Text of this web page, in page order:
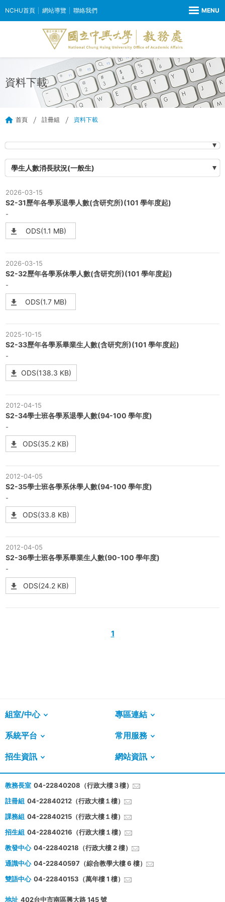
NCHU首頁 網站導覽 聯絡我們
資料下載
首頁 註冊組 資料下載
學生人數消長狀況(一般生)
2026-03-15
S2-31歷年各學系退學人數(含研究所)(101 學年度起)
-
ODS(1.1 MB)
2026-03-15
S2-32歷年各學系休學人數(含研究所)(101 學年度起)
-
ODS(1.7 MB)
2025-10-15
S2-33歷年各學系畢業生人數(含研究所)(101 學年度起)
-
ODS(138.3 KB)
2012-04-15
S2-34學士班各學系退學人數(94-100 學年度)
-
ODS(35.2 KB)
2012-04-05
S2-35學士班各學系休學人數(94-100 學年度)
-
ODS(33.8 KB)
2012-04-05
S2-36學士班各學系畢業生人數(90-100 學年度)
-
ODS(24.2 KB)
1
組室/中心 專區連結
系統平台 常用服務
招生資訊 網站資訊
教務長室 04-22840208（行政大樓３樓）
註冊組 04-22840212（行政大樓１樓）
課務組 04-22840215（行政大樓１樓）
招生組 04-22840216（行政大樓１樓）
教發中心 04-22840218（行政大樓 2 樓）
通識中心 04-22840597（綜合教學大樓 6 樓）
雙語中心 04-22840153（萬年樓 1 樓）
地址 402台中市南區興大路 145 號